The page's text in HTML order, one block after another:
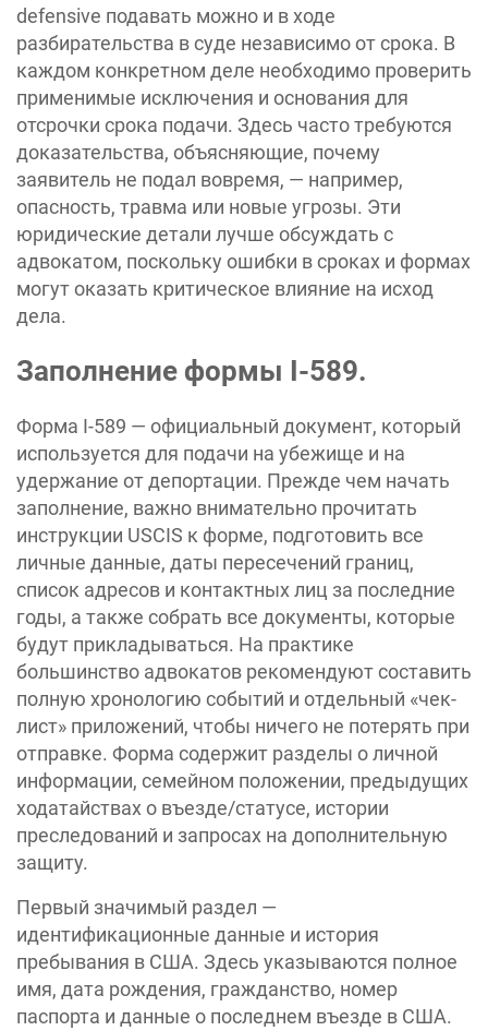
defensive подавать можно и в ходе
разбирательства в суде независимо от срока. В
каждом конкретном деле необходимо проверить
применимые исключения и основания для
отсрочки срока подачи. Здесь часто требуются
доказательства, объясняющие, почему
заявитель не подал вовремя, — например,
опасность, травма или новые угрозы. Эти
юридические детали лучше обсуждать с
адвокатом, поскольку ошибки в сроках и формах
могут оказать критическое влияние на исход
дела.
Заполнение формы I-589.
Форма I-589 — официальный документ, который
используется для подачи на убежище и на
удержание от депортации. Прежде чем начать
заполнение, важно внимательно прочитать
инструкции USCIS к форме, подготовить все
личные данные, даты пересечений границ,
список адресов и контактных лиц за последние
годы, а также собрать все документы, которые
будут прикладываться. На практике
большинство адвокатов рекомендуют составить
полную хронологию событий и отдельный «чек-
лист» приложений, чтобы ничего не потерять при
отправке. Форма содержит разделы о личной
информации, семейном положении, предыдущих
ходатайствах о въезде/статусе, истории
преследований и запросах на дополнительную
защиту.
Первый значимый раздел —
идентификационные данные и история
пребывания в США. Здесь указываются полное
имя, дата рождения, гражданство, номер
паспорта и данные о последнем въезде в США.